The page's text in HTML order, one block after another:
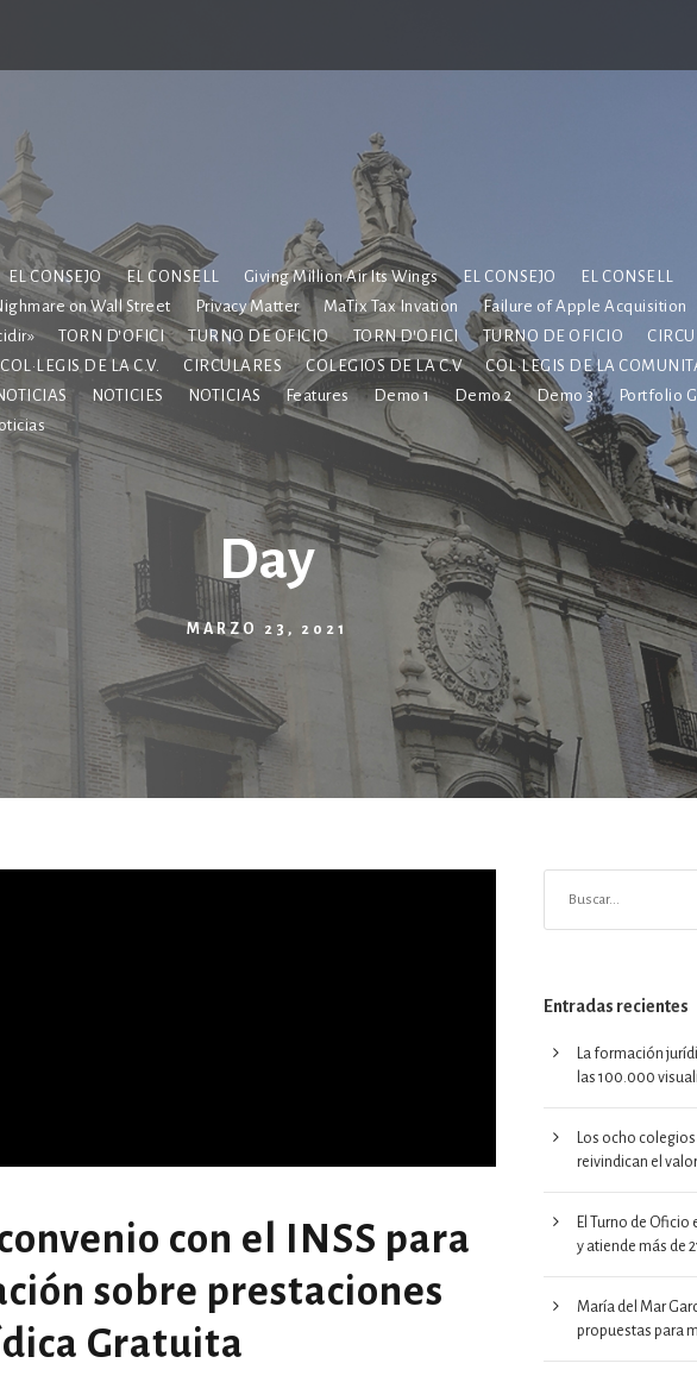
EL CONSEJO EL CONSELL Giving Million Air Its Wings EL CONSEJO EL CONSELL
on Wall Street Privacy Matter MaTix Tax Invation Failure of Apple Acquisition
TORN D’OFICI TURNO DE OFICIO TORN D’OFICI TURNO DE OFICIO
COL·LEGIS DE LA C.V. CIRCULARES COLEGIOS DE LA C.V
COL·LEGIS DE LA
NOTICIES NOTICIAS Features Demo 1 Demo 2 Demo 3 Portfolio
Day
MARZO 23, 2021
con el INSS para
sobre prestaciones
Gratuita
Entradas recientes
La formación
las 100.000
Los ocho
reivindican el
El Turno de
y atiende más de
María del Mar
propuestas para